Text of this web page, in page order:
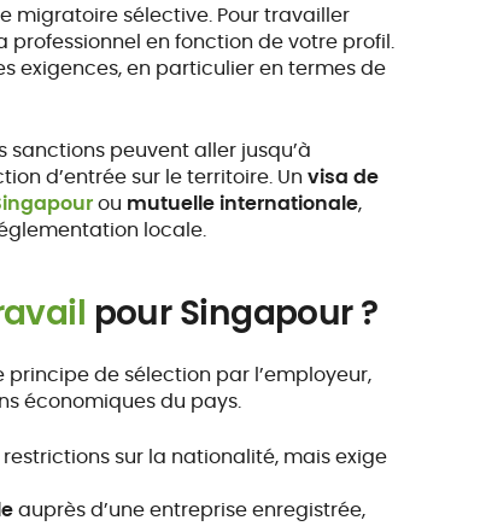
migratoire sélective. Pour travailler
professionnel en fonction de votre profil.
exigences, en particulier en termes de
peuvent aller jusqu’à
d’entrée sur le territoire. Unvisa de
ou mutuelle internationale,
locale.
pour Singapour ?
de sélection par l’employeur,
économiques du pays.
sur la nationalité, mais exige
auprès d’une entreprise enregistrée,